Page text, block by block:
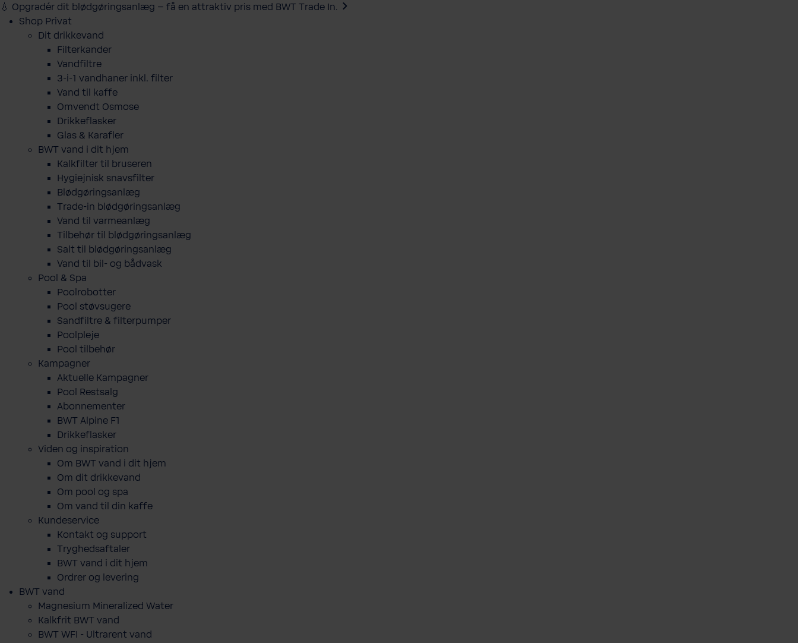
💧 Opgradér dit blødgøringsanlæg – få en attraktiv pris med BWT Trade In.
Shop Privat
Dit drikkevand
Filterkander
Vandfiltre
3-i-1 vandhaner inkl. filter
Vand til kaffe
Omvendt Osmose
Drikkeflasker
Glas & Karafler
BWT vand i dit hjem
Kalkfilter til bruseren
Hygiejnisk snavsfilter
Blødgøringsanlæg
Trade-in blødgøringsanlæg
Vand til varmeanlæg
Tilbehør til blødgøringsanlæg
Salt til blødgøringsanlæg
Vand til bil- og bådvask
Pool & Spa
Poolrobotter
Pool støvsugere
Sandfiltre & filterpumper
Poolpleje
Pool tilbehør
Kampagner
Aktuelle Kampagner
Pool Restsalg
Abonnementer
BWT Alpine F1
Drikkeflasker
Viden og inspiration
Om BWT vand i dit hjem
Om dit drikkevand
Om pool og spa
Om vand til din kaffe
Kundeservice
Kontakt og support
Tryghedsaftaler
BWT vand i dit hjem
Ordrer og levering
BWT vand
Magnesium Mineralized Water
Kalkfrit BWT vand
BWT WFI - Ultrarent vand